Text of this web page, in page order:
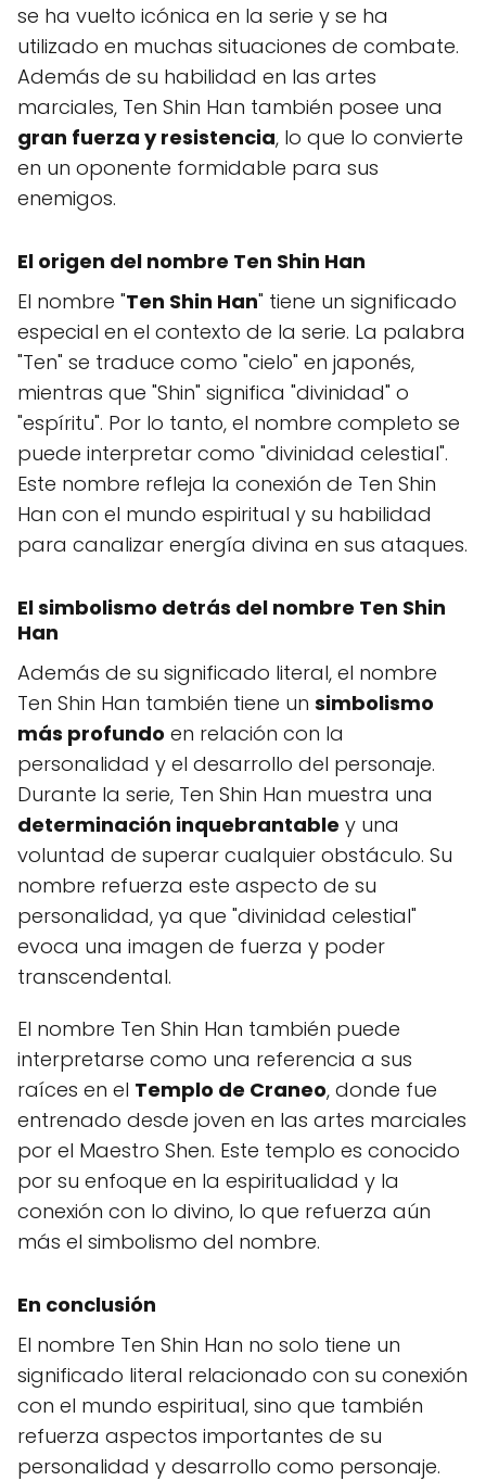
se ha vuelto icónica en la serie y se ha
utilizado en muchas situaciones de combate.
Además de su habilidad en las artes
marciales, Ten Shin Han también posee una
gran fuerza y resistencia, lo que lo convierte
en un oponente formidable para sus
enemigos.
El origen del nombre Ten Shin Han
El nombre "Ten Shin Han" tiene un significado
especial en el contexto de la serie. La palabra
"Ten" se traduce como "cielo" en japonés,
mientras que "Shin" significa "divinidad" o
"espíritu". Por lo tanto, el nombre completo se
puede interpretar como "divinidad celestial".
Este nombre refleja la conexión de Ten Shin
Han con el mundo espiritual y su habilidad
para canalizar energía divina en sus ataques.
El simbolismo detrás del nombre Ten Shin
Han
Además de su significado literal, el nombre
Ten Shin Han también tiene un simbolismo
más profundo en relación con la
personalidad y el desarrollo del personaje.
Durante la serie, Ten Shin Han muestra una
determinación inquebrantable y una
voluntad de superar cualquier obstáculo. Su
nombre refuerza este aspecto de su
personalidad, ya que "divinidad celestial"
evoca una imagen de fuerza y poder
transcendental.
El nombre Ten Shin Han también puede
interpretarse como una referencia a sus
raíces en el Templo de Craneo, donde fue
entrenado desde joven en las artes marciales
por el Maestro Shen. Este templo es conocido
por su enfoque en la espiritualidad y la
conexión con lo divino, lo que refuerza aún
más el simbolismo del nombre.
En conclusión
El nombre Ten Shin Han no solo tiene un
significado literal relacionado con su conexión
con el mundo espiritual, sino que también
refuerza aspectos importantes de su
personalidad y desarrollo como personaje.